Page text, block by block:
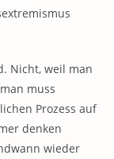
Nicht, weil man
muss
Prozess auf
denken
wieder